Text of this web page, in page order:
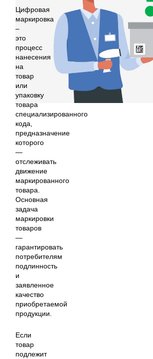
Цифровая
маркировка
–
это
процесс
нанесения
на
товар
или
упаковку
товара
специализированного
кода,
предназначение
которого
—
отслеживать
движение
маркированного
товара.
Основная
задача
маркировки
товаров
—
гарантировать
потребителям
подлинность
и
заявленное
качество
приобретаемой
продукции.
Если
товар
подлежит